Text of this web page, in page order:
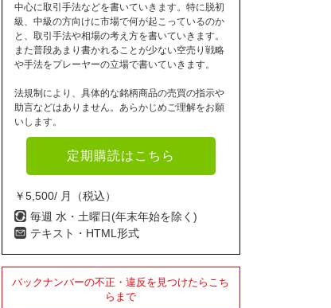
中心に取引手法などを書いていきます。特に脱初
級、中級の方向けに市場で何が起こっているのか
と、取引手法や相場の考え方を書いていきます。
また普段あまり書かれることが少ない空売り戦略
や手法をプレーヤーの立場で書いていきます。
法規制により、具体的な銘柄商品の売買の指示や
助言などはありません。あらかじめご理解をお願
いします。
定期購読はこちら
￥5,500/ 月（税込）
毎週 水・土曜日(年末年始を除く)
テキスト・HTML形式
バックナンバーの不正・違反を見つけたらこち
らまで